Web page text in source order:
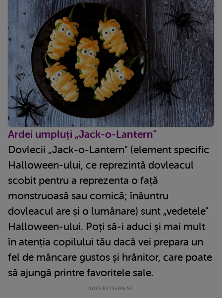
Ardei umpluți „Jack-o-Lantern"
Dovlecii „Jack-o-Lantern" (element specific
Halloween-ului, ce reprezintă dovleacul
scobit pentru a reprezenta o față
monstruoasă sau comică; înăuntru
dovleacul are și o lumânare) sunt „vedetele"
Halloween-ului. Poți să-i aduci și mai mult
în atenția copilului tău dacă vei prepara un
fel de mâncare gustos și hrănitor, care poate
să ajungă printre favoritele sale.